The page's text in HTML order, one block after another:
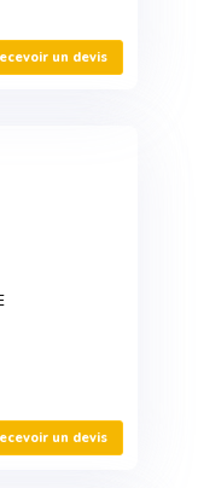
un devis
un devis